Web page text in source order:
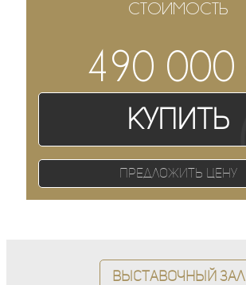
СТОИМОСТЬ
490 000
Купить
Предложить цену
Выставочный зал